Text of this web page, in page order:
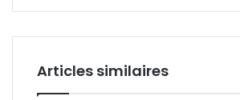
Bongo
Articles similaires